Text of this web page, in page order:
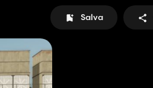
Salva